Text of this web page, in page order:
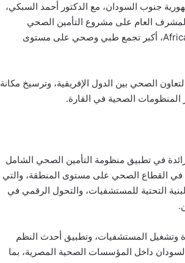
جنوب السودان، مع الدكتور أحمد السبكي،
العام على مشروع التأمين الصحي
الشامل، وذلك على هامش فعاليات مؤتمر ومعرض Africa Health ExCon، أكبر تجمع طبي وصحي على مستوى
الصحي بين الدول الإفريقية، وترسيخ مكانة
المنظومات الصحية في القارة.
في تطبيق منظومة التأمين الصحي الشامل
في القطاع الصحي على مستوى المنطقة، والتي
التحتية للمستشفيات، والتحول الرقمي في
وتشغيل المستشفيات، وتطبيق أحدث النظم
داخل المؤسسات الصحية المصرية، بما